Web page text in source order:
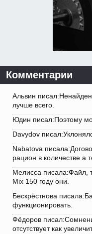
Комментарии
Альвин
лучше всего.
Юдин писал:Поэтому
Davydov
Nabatova
рацион в количестве а
Мелисса писала:Файл,
Mix 150 году они.
Бескрёстнова
функционировать.
Фёдоров
отсутствует как